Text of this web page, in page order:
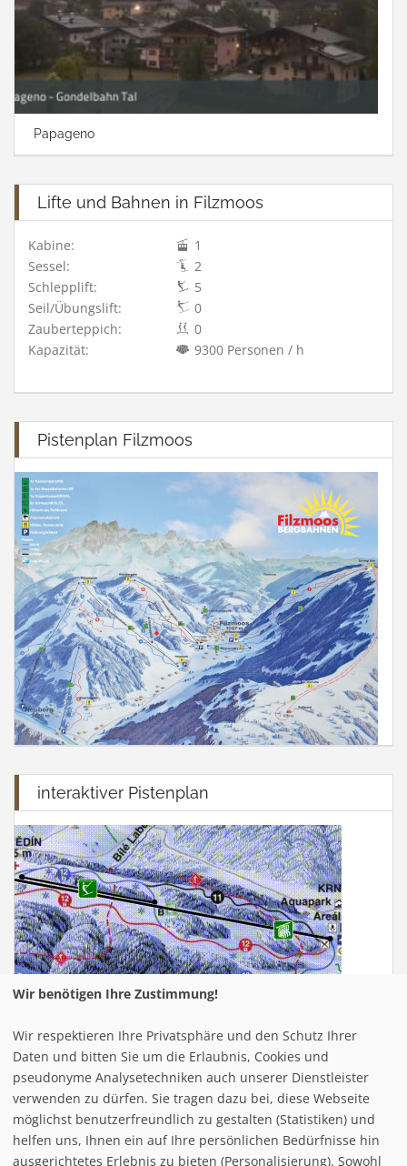
Papageno
Lifte und Bahnen in Filzmoos
Kabine:
1
Sessel:
2
Schlepplift:
5
Seil/Übungslift:
0
Zauberteppich:
0
Kapazität:
9300 Personen / h
Pistenplan Filzmoos
interaktiver Pistenplan
Infrastuktur Filzmoos
Loipe/Langlauf:
40
Snow tubing:
Eislaufen:
Rodelbahn:
2 (total: 6 km)
Wir benötigen Ihre Zustimmung!
Wir respektieren Ihre Privatsphäre und den Schutz Ihrer
Daten und bitten Sie um die Erlaubnis, Cookies und
pseudonyme Analysetechniken auch unserer Dienstleister
verwenden zu dürfen. Sie tragen dazu bei, diese Webseite
möglichst benutzerfreundlich zu gestalten (Statistiken) und
helfen uns, Ihnen ein auf Ihre persönlichen Bedürfnisse hin
ausgerichtetes Erlebnis zu bieten (Personalisierung). Sowohl